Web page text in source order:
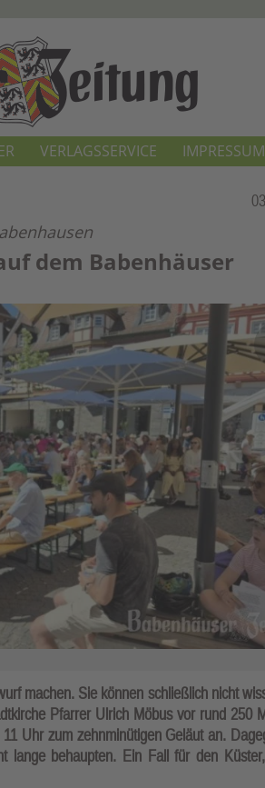
dem Babenhäuser
machen. Sie können schließlich nicht
Pfarrer Ulrich Möbus vor rund 250
Uhr zum zehnminütigen Geläut an.
lange behaupten. Ein Fall für den
VERLAGSSERVICE IMPRESSUM